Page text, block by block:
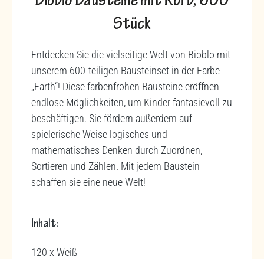
Stück
Entdecken Sie die vielseitige Welt von Bioblo mit
unserem 600-teiligen Bausteinset in der Farbe
„Earth“! Diese farbenfrohen Bausteine eröffnen
endlose Möglichkeiten, um Kinder fantasievoll zu
beschäftigen. Sie fördern außerdem auf
spielerische Weise logisches und
mathematisches Denken durch Zuordnen,
Sortieren und Zählen. Mit jedem Baustein
schaffen sie eine neue Welt!
Inhalt:
120 x Weiß